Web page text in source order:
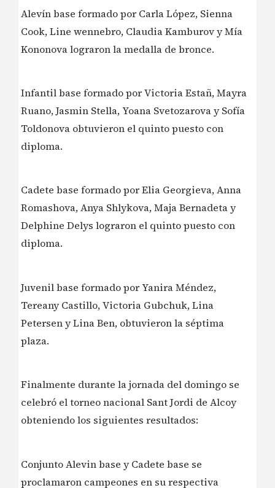
Alevín base formado por Carla López, Sienna
Cook, Line wennebro, Claudia Kamburov y Mía
Kononova lograron la medalla de bronce.
Infantil base formado por Victoria Estañ, Mayra
Ruano, Jasmin Stella, Yoana Svetozarova y Sofía
Toldonova obtuvieron el quinto puesto con
diploma.
Cadete base formado por Elia Georgieva, Anna
Romashova, Anya Shlykova, Maja Bernadeta y
Delphine Delys lograron el quinto puesto con
diploma.
Juvenil base formado por Yanira Méndez,
Tereany Castillo, Victoria Gubchuk, Lina
Petersen y Lina Ben, obtuvieron la séptima
plaza.
Finalmente durante la jornada del domingo se
celebró el torneo nacional Sant Jordi de Alcoy
obteniendo los siguientes resultados:
Conjunto Alevin base y Cadete base se
proclamaron campeones en su respectiva